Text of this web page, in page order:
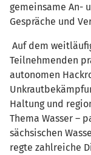
gemeinsame An-
Gespräche und
Auf dem
Teilnehmenden
autonomen
Haltung und
Thema Wasser –
sächsischen
regte zahlreiche